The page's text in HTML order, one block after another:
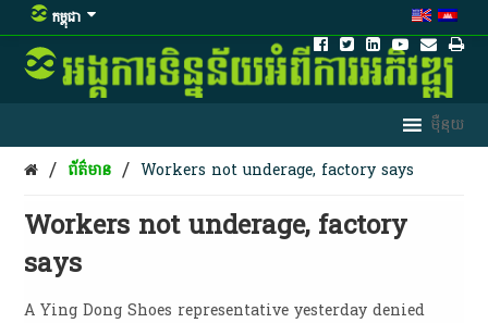
កម្ពុជា
/ ព័ត៌មាន / Workers not underage, factory says
Workers not underage, factory
says
A Ying Dong Shoes representative yesterday denied